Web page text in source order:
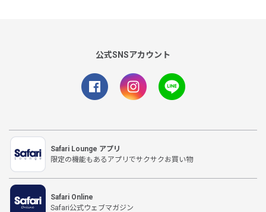
公式SNSアカウント
Safari Lounge アプリ
限定の機能もあるアプリでサクサクお買い物
Safari Online
Safari公式ウェブマガジン